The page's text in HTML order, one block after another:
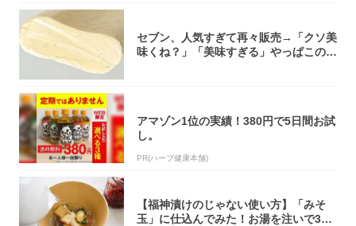
セブン、人気すぎて再々販売→「クソ美
味くね？」「美味すぎる」やっぱこのク
アマゾン1位の実績！380円で5日間お試
し。
PR(ハーブ健康本舗)
【福神漬けのじゃない使い方】「みそ
玉」に仕込んでみた！お湯を注いで30